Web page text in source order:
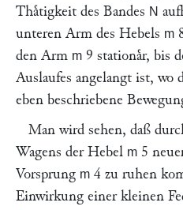
Thaͤtigkeit des Bandes N
unteren Arm des Hebels m
den Arm m 9 stationaͤr, bis
Auslaufes angelangt ist, wo
eben beschriebene
Man wird sehen, daß
Wagens der Hebel m 5
Vorsprung m 4 zu ruhen
Einwirkung einer kleinen